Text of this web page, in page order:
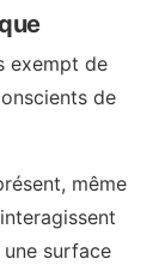
exempt de
de
même
surface